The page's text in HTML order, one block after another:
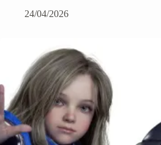
24/04/2026